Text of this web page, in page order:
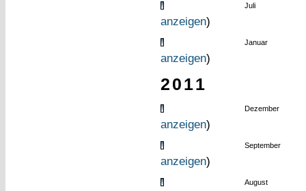
Juli
anzeigen)
Januar
anzeigen)
2011
Dezember
anzeigen)
September
anzeigen)
August